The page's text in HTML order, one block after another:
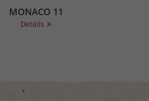
MONACO 11
Details